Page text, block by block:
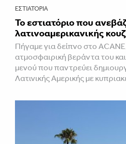
ΕΣΤΙΑΤΌΡΙΑ
Το εστιατόριο που
λατινοαμερικανικής
Πήγαμε για δείπνο στο
ατμοσφαιρική βεράντα του
μενού που παντρεύει
Λατινικής Αμερικής με